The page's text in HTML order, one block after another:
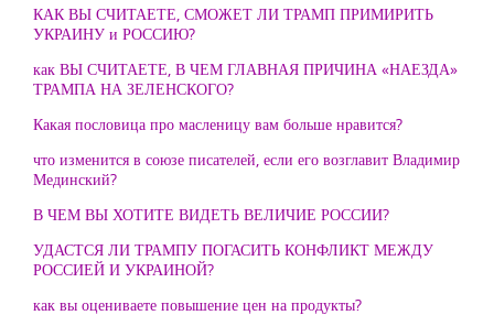
КАК ВЫ СЧИТАЕТЕ, СМОЖЕТ ЛИ ТРАМП ПРИМИРИТЬ
УКРАИНУ и РОССИЮ?
как ВЫ СЧИТАЕТЕ, В ЧЕМ ГЛАВНАЯ ПРИЧИНА «НАЕЗДА»
ТРАМПА НА ЗЕЛЕНСКОГО?
Какая пословица про масленицу вам больше нравится?
что изменится в союзе писателей, если его возглавит Владимир
Мединский?
В ЧЕМ ВЫ ХОТИТЕ ВИДЕТЬ ВЕЛИЧИЕ РОССИИ?
УДАСТСЯ ЛИ ТРАМПУ ПОГАСИТЬ КОНФЛИКТ МЕЖДУ
РОССИЕЙ И УКРАИНОЙ?
как вы оцениваете повышение цен на продукты?